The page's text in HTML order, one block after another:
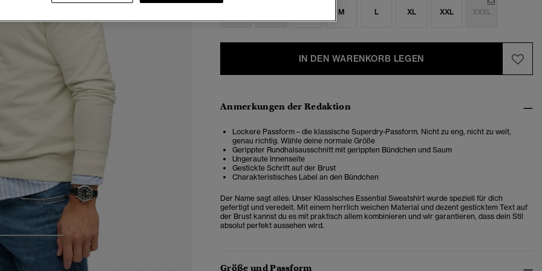
3
M L XL XXL XXXL
IN DEN WARENKORB LEGEN
Anmerkungen der Redaktion
Lockere Passform – die klassische Superdry-Passform. Nicht zu eng, nicht zu weit,
genau richtig. Wähle deine normale Größe
Gerippter Rundhalsausschnitt mit gerippten Bündchen und Saum
Ungeraute Innenseite
Gestickte Schrift auf der Brust
Charakteristisches Label an den Bündchen
Der Name sagt alles: Unser Klassisches Essential Sweatshirt wurde speziell für dich
gefertigt und veredelt. Mit einem herrlich weichen Material und dezent gesticktem Text auf
der Brust kannst du es mit praktisch allem kombinieren und wir garantieren, dass dein Stil
absolut perfekt aussehen wird.
Größe und Passform